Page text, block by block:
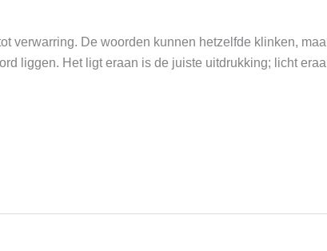
verwarring. De woorden kunnen hetzelfde klinken,
liggen. Het ligt eraan is de juiste uitdrukking; licht